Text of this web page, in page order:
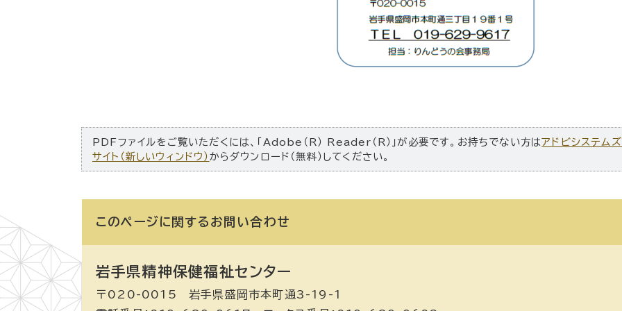
PDFファイルをご覧いただくには、「Adobe（R） Reader（R）」が必要です。お持ちでない方はアドビシステム
サイト（新しいウィンドウ） からダウンロード（無料）してください。
このページに関する お問い合わせ
岩手県精神保健福祉センター
〒020-0015 岩手県盛岡市本町通3-19-1